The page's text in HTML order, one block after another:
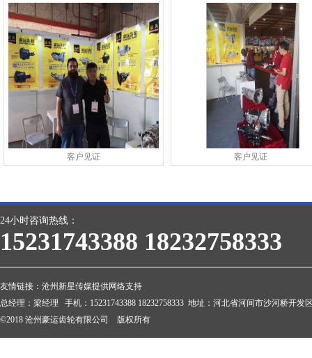
客户见证 客户见证
24小时咨询热线：
15231743388 18232758333
友情链接： 沧州新星传媒提供网络支持
总经理：梁经理 手机：15231743388 18232758333 地址：河北省河间市沙河桥开发
©2018 沧州豪运齿轮有限公司 版权所有